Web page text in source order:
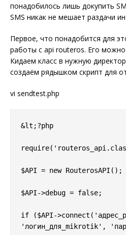
понадобилось лишь докупить
SMS никак не мешает раздачи
Первое, что понадобится для
работы с api routeros. Его можно
Кидаем класс в нужную
создаём рядышком скрипт для
vi sendtest.php
&lt;?php
$API = new RouterosAPI();
$API->debug = false;
if ($API-
'логин_для_mikrotik',